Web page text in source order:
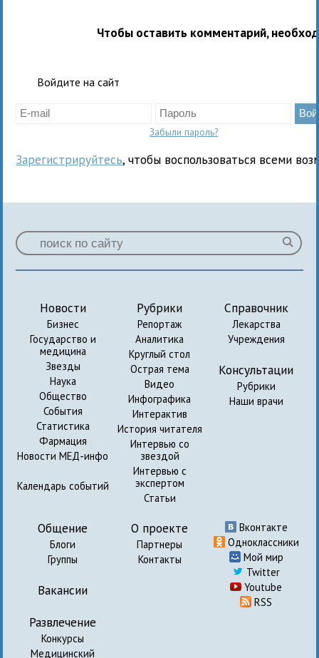
Чтобы оставить комментарий,
Войдите на сайт
Забыли пароль?
Зарегистрируйтесь, чтобы воспользоваться всеми
Новости
Бизнес
Государство и
медицина
Звезды
Наука
Общество
События
Статистика
Фармация
Новости МЕД-инфо
Календарь событий
Рубрики
Репортаж
Аналитика
Круглый стол
Острая тема
Видео
Инфографика
Интерактив
История читателя
Интервью со
звездой
Интервью с
экспертом
Статьи
Справочник
Лекарства
Учреждения
Консультации
Рубрики
Наши врачи
Общение
Блоги
Группы
Вакансии
Развлечение
Конкурсы
Медицинский
О проекте
Партнеры
Контакты
Вконтакте
Одноклассники
Мой мир
Twitter
Youtube
RSS